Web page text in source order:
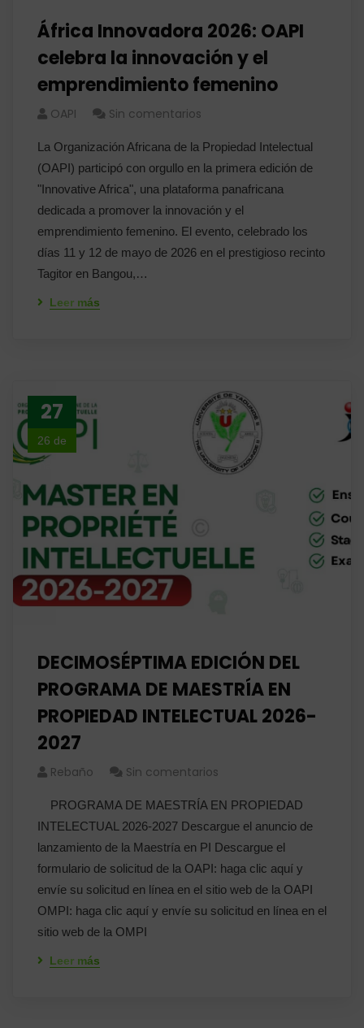
África Innovadora 2026: OAPI
celebra la innovación y el
emprendimiento femenino
OAPI Sin comentarios
La Organización Africana de la Propiedad Intelectual
(OAPI) participó con orgullo en la primera edición de
"Innovative Africa", una plataforma panafricana
dedicada a promover la innovación y el
emprendimiento femenino. El evento, celebrado los
días 11 y 12 de mayo de 2026 en el prestigioso recinto
Tagitor en Bangou,…
Leer más
27
26 de
marzo
DECIMOSÉPTIMA EDICIÓN DEL
PROGRAMA DE MAESTRÍA EN
PROPIEDAD INTELECTUAL 2026-
2027
Rebaño Sin comentarios
PROGRAMA DE MAESTRÍA EN PROPIEDAD
INTELECTUAL 2026-2027 Descargue el anuncio de
lanzamiento de la Maestría en PI Descargue el
formulario de solicitud de la OAPI: haga clic aquí y
envíe su solicitud en línea en el sitio web de la OAPI
OMPI: haga clic aquí y envíe su solicitud en línea en el
sitio web de la OMPI
Leer más